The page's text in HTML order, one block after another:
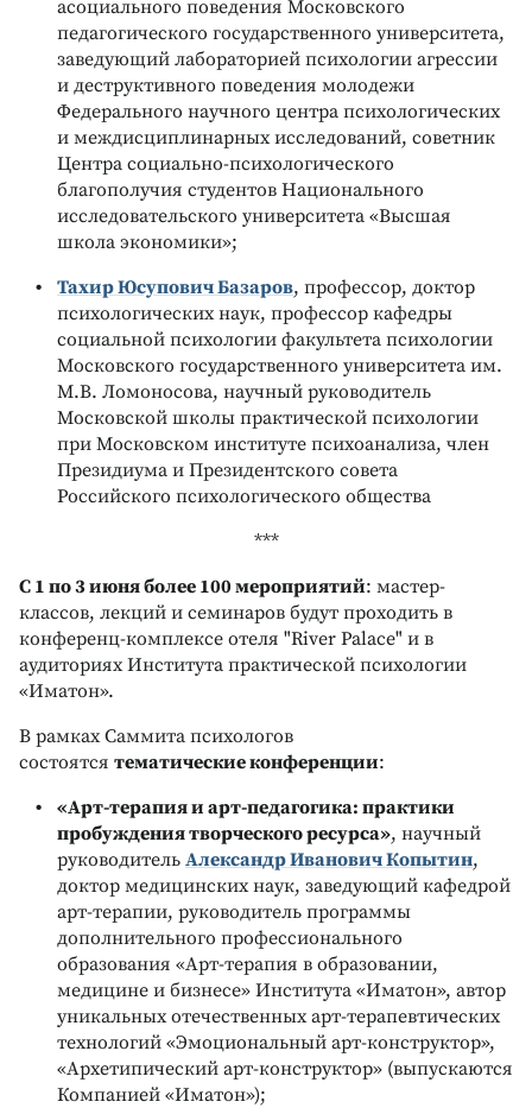
асоциального поведения Московского
педагогического государственного университета,
заведующий лабораторией психологии агрессии
и деструктивного поведения молодежи
Федерального научного центра психологических
и междисциплинарных исследований, советник
Центра социально-психологического
благополучия студентов Национального
исследовательского университета «Высшая
школа экономики»;
Тахир Юсупович Базаров, профессор, доктор
психологических наук, профессор кафедры
социальной психологии факультета психологии
Московского государственного университета им.
М.В. Ломоносова, научный руководитель
Московской школы практической психологии
при Московском институте психоанализа, член
Президиума и Президентского совета
Российского психологического общества
***
С 1 по 3 июня более 100 мероприятий: мастер-
классов, лекций и семинаров будут проходить в
конференц-комплексе отеля "River Palace" и в
аудиториях Института практической психологии
«Иматон».
В рамках Саммита психологов
состоятся тематические конференции:
«Арт-терапия и арт-педагогика: практики
пробуждения творческого ресурса», научный
руководитель Александр Иванович Копытин,
доктор медицинских наук, заведующий кафедрой
арт-терапии, руководитель программы
дополнительного профессионального
образования «Арт-терапия в образовании,
медицине и бизнесе» Института «Иматон», автор
уникальных отечественных арт-терапевтических
технологий «Эмоциональный арт-конструктор»,
«Архетипический арт-конструктор» (выпускаются
Компанией «Иматон»);